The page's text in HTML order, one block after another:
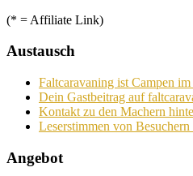
(* = Affiliate Link)
Austausch
Faltcaravaning ist Campen
Dein Gastbeitrag auf
Kontakt zu den Machern
Leserstimmen von Besuchern
Angebot